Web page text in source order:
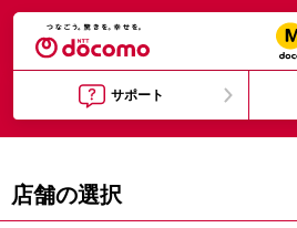
サポート
店舗の選択